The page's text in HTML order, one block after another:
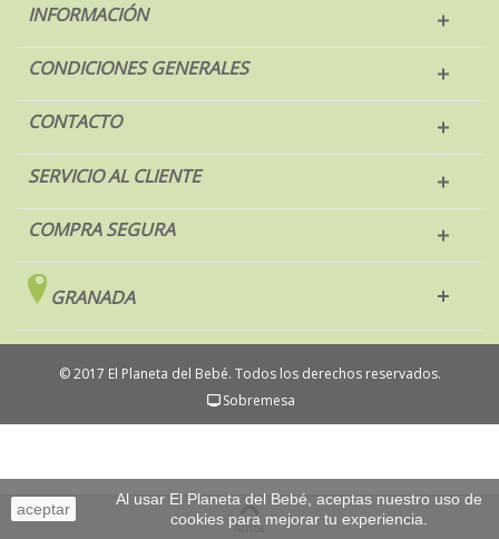
INFORMACIÓN
CONDICIONES GENERALES
CONTACTO
SERVICIO AL CLIENTE
COMPRA SEGURA
GRANADA
aceptar
Al usar El Planeta del Bebé, aceptas nuestro uso de
cookies para mejorar tu experiencia.
© 2017 El Planeta del Bebé. Todos los derechos reservados.
Sobremesa
Arriba